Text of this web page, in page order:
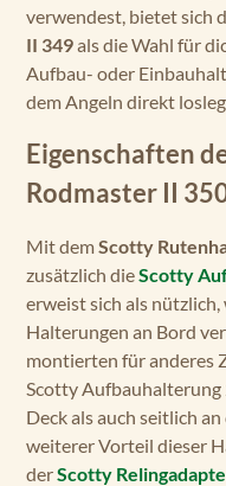
verwendest, bietet sich
II 349als die Wahl für
Aufbau- oder
dem Angeln direkt
Eigenschaften
Rodmaster II
Mit demScotty
zusätzlich dieScotty
erweist sich als
Halterungen an Bord
montierten für anderes
Scotty Aufbauhalterung
Deck als auch seitlich
weiterer Vorteil dieser
derScotty